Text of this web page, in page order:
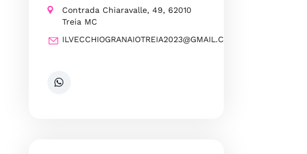
Contrada Chiaravalle, 49, 62010
Treia MC
ILVECCHIOGRANAIOTREIA2023@GMAIL.COM